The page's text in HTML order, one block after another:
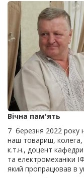
Вічна пам'ять
7 березня 2022 року
наш товариш, колега,
к.т.н., доцент
та електромеханіки
який пропрацював в